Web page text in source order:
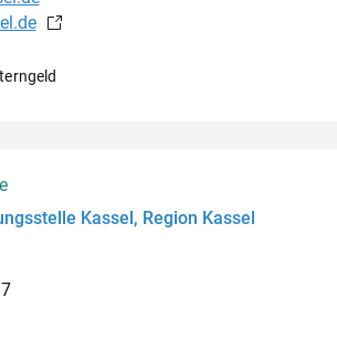
Kassel, Region Kassel
7